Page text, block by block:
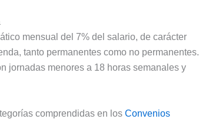
mensual del 7% del salario, de carácter
tanto permanentes como no permanentes.
jornadas menores a 18 horas semanales y
comprendidas en los Convenios